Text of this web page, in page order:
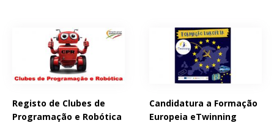
Registo de Clubes de
Programação e Robótica
Candidatura a Formação
Europeia eTwinning
Páginas